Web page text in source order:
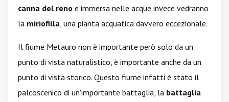
canna del reno e immersa nelle acque invece vedranno
la miriofilla, una pianta acquatica davvero eccezionale.
Il fiume Metauro non è importante però solo da un
punto di vista naturalistico, è importante anche da un
punto di vista storico. Questo fiume infatti è stato il
palcoscenico di un'importante battaglia, la battaglia